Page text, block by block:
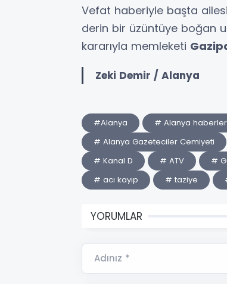
Vefat haberiyle başta
derin bir üzüntüye boğan
kararıyla memleketi
Zeki Demir / Alanya
#Alanya # Alanya
# Alanya Gazeteciler Cemiyeti
# Kanal D
# ATV #
# acı kayıp
# taziye
YORUMLAR
Adınız *